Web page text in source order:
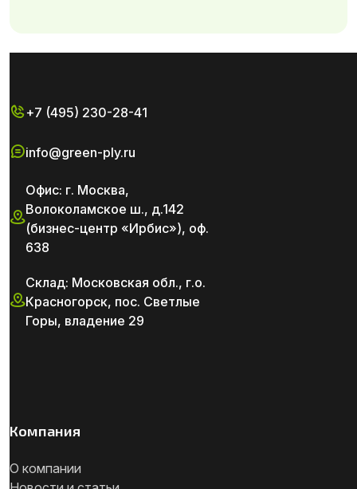
+7 (495) 230-28-41
info@green-ply.ru
Офис: г. Москва,
Волоколамское ш., д.142
(бизнес-центр «Ирбис»), оф.
638
Склад: Московская обл., г.о.
Красногорск, пос. Светлые
Горы, владение 29
Компания
О компании